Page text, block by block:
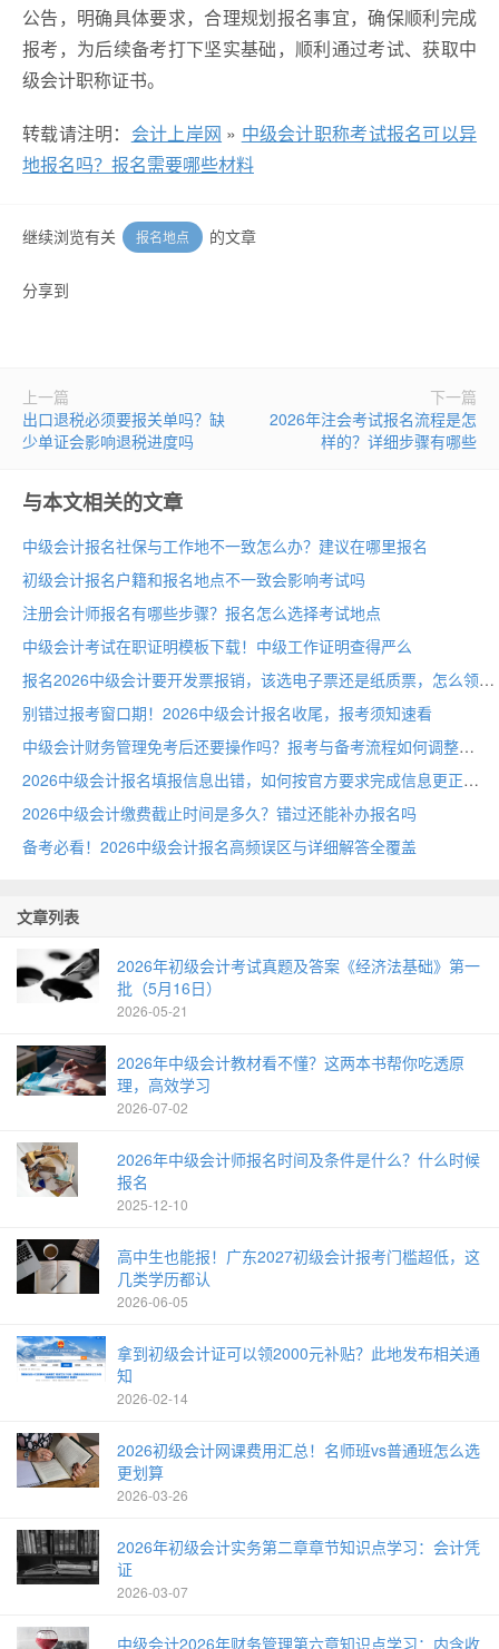
公告，明确具体要求，合理规划报名事宜，确保顺利完成
报考，为后续备考打下坚实基础，顺利通过考试、获取中
级会计职称证书。
转载请注明： 会计上岸网 » 中级会计职称考试报名可以异
地报名吗？报名需要哪些材料
继续浏览有关 报名地点 的文章
分享到
上一篇
出口退税必须要报关单吗？缺
少单证会影响退税进度吗
下一篇
2026年注会考试报名流程是怎
样的？详细步骤有哪些
与本文相关的文章
中级会计报名社保与工作地不一致怎么办？建议在哪里报名
初级会计报名户籍和报名地点不一致会影响考试吗
注册会计师报名有哪些步骤？报名怎么选择考试地点
中级会计考试在职证明模板下载！中级工作证明查得严么
报名2026中级会计要开发票报销，该选电子票还是纸质票，怎么领
别错过报考窗口期！2026中级会计报名收尾，报考须知速看
中级会计财务管理免考后还要操作吗？报考与备考流程如何调整
2026中级会计报名填报信息出错，如何按官方要求完成信息更正
2026中级会计缴费截止时间是多久？错过还能补办报名吗
备考必看！2026中级会计报名高频误区与详细解答全覆盖
文章列表
2026年初级会计考试真题及答案《经济法基础》第一
批（5月16日）
2026-05-21
2026年中级会计教材看不懂？这两本书帮你吃透原
理，高效学习
2026-07-02
2026年中级会计师报名时间及条件是什么？什么时候
报名
2025-12-10
高中生也能报！广东2027初级会计报考门槛超低，这
几类学历都认
2026-06-05
拿到初级会计证可以领2000元补贴？此地发布相关通
知
2026-02-14
2026初级会计网课费用汇总！名师班vs普通班怎么选
更划算
2026-03-26
2026年初级会计实务第二章章节知识点学习：会计凭
证
2026-03-07
中级会计2026年财务管理第六章知识点学习：内含收